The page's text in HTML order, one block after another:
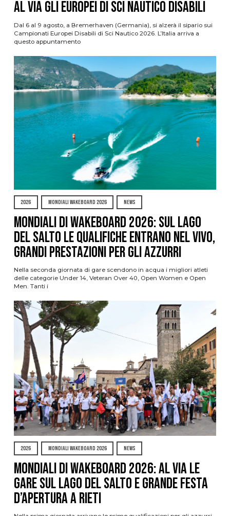
al via gli Europei di Sci Nautico Disabili
Dal 6 al 9 agosto, a Bremerhaven (Germania), si alzerà il sipario sui
Campionati Europei Disabili di Sci Nautico 2026. L’Italia arriva a
questo appuntamento
2026 MONDIALI WAKEBOARD 2026 NEWS
Mondiali di Wakeboard 2026: sul Lago
del Salto le qualifiche entrano nel vivo,
grandi prestazioni per gli azzurri
Nella seconda giornata di gare scendono in acqua i migliori atleti
delle categorie Under 14, Veteran Over 40, Open Women e Open
Men. Tanti i
2026 MONDIALI WAKEBOARD 2026 NEWS
Mondiali di Wakeboard 2026: al via le
gare sul Lago del Salto e grande festa
d’apertura a Rieti